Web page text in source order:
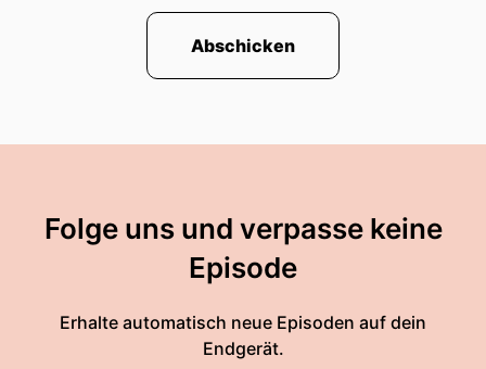
Abschicken
Folge uns und verpasse keine
Episode
Erhalte automatisch neue Episoden auf dein
Endgerät.